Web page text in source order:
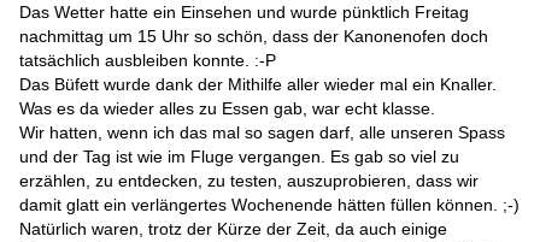
Das Wetter hatte ein Einsehen und wurde pünktlich Freitag
nachmittag um 15 Uhr so schön, dass der Kanonenofen doch
tatsächlich ausbleiben konnte. :-P
Das Büfett wurde dank der Mithilfe aller wieder mal ein Knaller.
Was es da wieder alles zu Essen gab, war echt klasse.
Wir hatten, wenn ich das mal so sagen darf, alle unseren Spass
und der Tag ist wie im Fluge vergangen. Es gab so viel zu
erzählen, zu entdecken, zu testen, auszuprobieren, dass wir
damit glatt ein verlängertes Wochenende hätten füllen können. ;-)
Natürlich waren, trotz der Kürze der Zeit, da auch einige